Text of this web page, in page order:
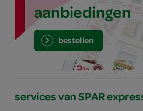
aanbiedingen
bestellen
services van SPAR